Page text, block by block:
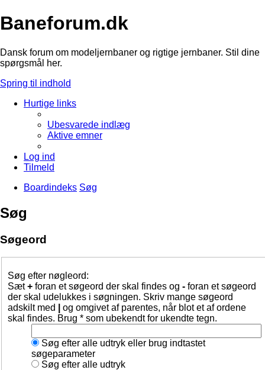
Baneforum.dk
Dansk forum om modeljernbaner og rigtige jernbaner. Stil dine
spørgsmål her.
Spring til indhold
Hurtige links
Ubesvarede indlæg
Aktive emner
Log ind
Tilmeld
Boardindeks Søg
Søg
Søgeord
Søg efter nøgleord:
Sæt+ foran et søgeord der skal findes og - foran et søgeord
der skal udelukkes i søgningen. Skriv mange søgeord
adskilt med
og omgivet af parentes, når blot et af ordene
skal findes. Brug * som ubekendt for ukendte tegn.
Søg efter alle udtryk eller brug indtastet
søgeparameter
Søg efter alle udtryk